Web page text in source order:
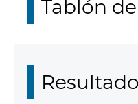
Tablón